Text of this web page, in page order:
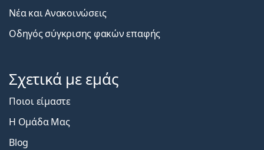
Νέα και Ανακοινώσεις
Οδηγός σύγκρισης φακών επαφής
Σχετικά με εμάς
Ποιοι είμαστε
Η Ομάδα Μας
Blog